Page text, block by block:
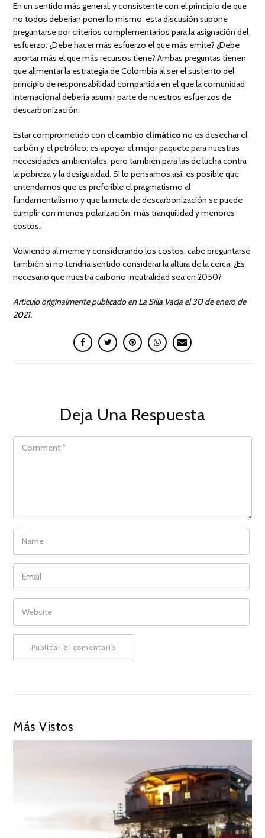
En un sentido más general, y consistente con el principio de que
no todos deberían poner lo mismo, esta discusión supone
preguntarse por criterios complementarios para la asignación del
esfuerzo: ¿Debe hacer más esfuerzo el que más emite? ¿Debe
aportar más el que más recursos tiene? Ambas preguntas tienen
que alimentar la estrategia de Colombia al ser el sustento del
principio de responsabilidad compartida en el que la comunidad
internacional debería asumir parte de nuestros esfuerzos de
descarbonización.
Estar comprometido con el cambio climático no es desechar el
carbón y el petróleo; es apoyar el mejor paquete para nuestras
necesidades ambientales, pero también para las de lucha contra
la pobreza y la desigualdad. Si lo pensamos así, es posible que
entendamos que es preferible el pragmatismo al
fundamentalismo y que la meta de descarbonización se puede
cumplir con menos polarización, más tranquilidad y menores
costos.
Volviendo al meme y considerando los costos, cabe preguntarse
también si no tendría sentido considerar la altura de la cerca. ¿Es
necesario que nuestra carbono-neutralidad sea en 2050?
Artículo originalmente publicado en La Silla Vacía el 30 de enero de
2021.
Deja Una Respuesta
COMMENT
NAME
EMAIL
WEBSITE
Más Vistos